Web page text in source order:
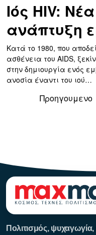
Ιός HIV:
ανάπτυξη
Κατά το 1980, που
ασθένεια του AIDS,
στην δημιουργία ενός
ανοσία έναντι του ιού…
Προηγουμενο
Πολιτισμός, ψυχαγωγία,